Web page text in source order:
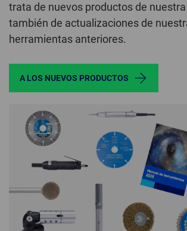
trata de nuevos productos de
también de actualizaciones de
herramientas anteriores.
A LOS NUEVOS PRODUCTOS